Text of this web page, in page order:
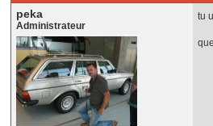
peka
Administrateur
tu